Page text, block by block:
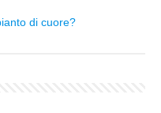
di cuore?